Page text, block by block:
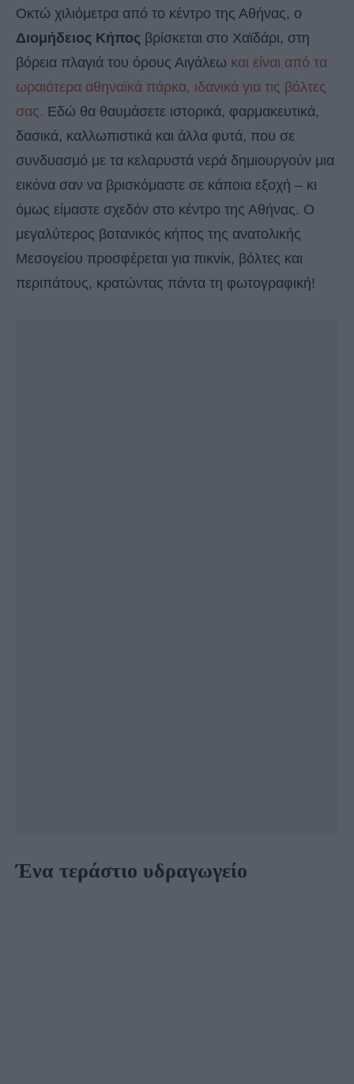
Οκτώ χιλιόμετρα από το κέντρο της Αθήνας, ο
Διομήδειος Κήπος βρίσκεται στο Χαϊδάρι, στη
βόρεια πλαγιά του όρους Αιγάλεω και είναι από τα
ωραιότερα αθηναϊκά πάρκα, ιδανικά για τις βόλτες
σας. Εδώ θα θαυμάσετε ιστορικά, φαρμακευτικά,
δασικά, καλλωπιστικά και άλλα φυτά, που σε
συνδυασμό με τα κελαρυστά νερά δημιουργούν μια
εικόνα σαν να βρισκόμαστε σε κάποια εξοχή – κι
όμως είμαστε σχεδόν στο κέντρο της Αθήνας. Ο
μεγαλύτερος βοτανικός κήπος της ανατολικής
Μεσογείου προσφέρεται για πικνίκ, βόλτες και
περιπάτους, κρατώντας πάντα τη φωτογραφική!
Ένα τεράστιο υδραγωγείο